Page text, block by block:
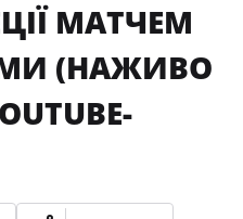
МАТЧЕМ
(НАЖИВО